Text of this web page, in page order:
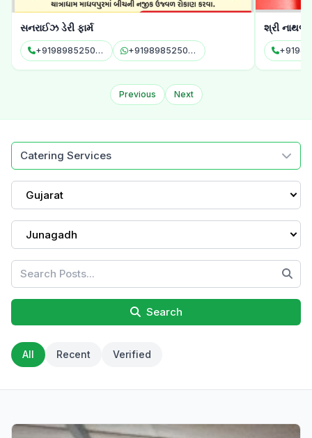
પીપળાના પાને
+919941499714 +919941499714
સનરાઈઝ
Previous Next
Catering Services
Gujarat
Junagadh
Search
All Recent Verified